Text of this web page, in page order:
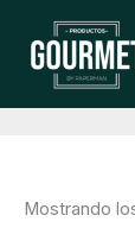
contenido
Mostrando